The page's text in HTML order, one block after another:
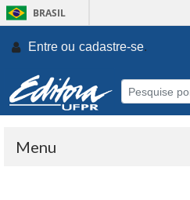
BRASIL
Entre ou cadastre-se.
Menu